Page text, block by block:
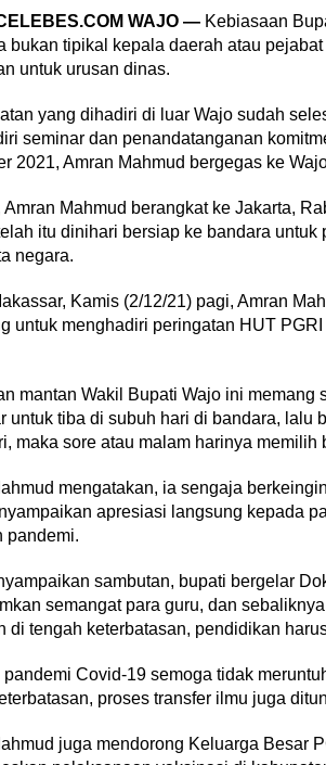
WAJO —Kebiasaan
bukan tipikal kepala daerah atau
untuk urusan dinas.
yang dihadiri di luar Wajo sudah
seminar dan penandatanganan
2021, Amran Mahmud bergegas ke
Amran Mahmud berangkat ke Jakarta,
itu dinihari bersiap ke bandara
negara.
Kamis (2/12/21) pagi, Amran
untuk menghadiri peringatan HUT
mantan Wakil Bupati Wajo ini
untuk tiba di subuh hari di bandara, lalu
maka sore atau malam harinya memilih
mengatakan, ia sengaja
apresiasi langsung kepada
pandemi.
sambutan, bupati bergelar
semangat para guru, dan
di tengah keterbatasan, pendidikan
pandemi Covid-19 semoga tidak
proses transfer ilmu juga
juga mendorong Keluarga Besar